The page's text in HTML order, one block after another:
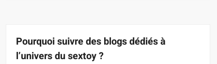
Pourquoi suivre des blogs dédiés à
l’univers du sextoy ?